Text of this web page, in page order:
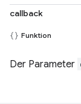
callback
Funktion
Der Parameter